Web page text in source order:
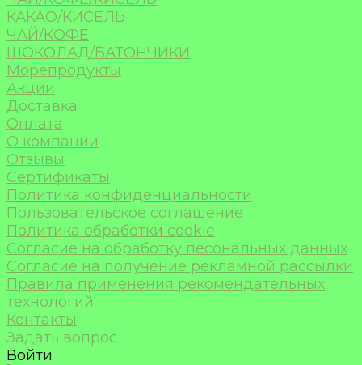
КАКАО/КИСЕЛЬ
ЧАЙ/КОФЕ
ШОКОЛАД/БАТОНЧИКИ
Морепродукты
Акции
Доставка
Оплата
О компании
Отзывы
Сертификаты
Политика конфиденциальности
Пользовательское соглашение
Политика обработки cookie
Согласие на обработку песональных данных
Согласие на получение рекламной рассылки
Правила применения рекомендательных
технологий
Контакты
Задать вопрос
Войти